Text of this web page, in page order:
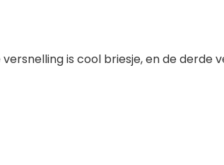
is cool briesje, en de derde